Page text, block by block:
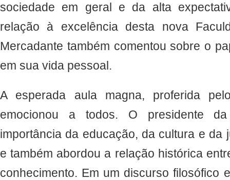
sociedade em geral e da alta
relação à excelência desta nova
Mercadante também comentou sobre o
em sua vida pessoal.
A esperada aula magna, proferida
emocionou a todos. O presidente
importância da educação, da cultura e da
e também abordou a relação histórica
conhecimento. Em um discurso filosófico